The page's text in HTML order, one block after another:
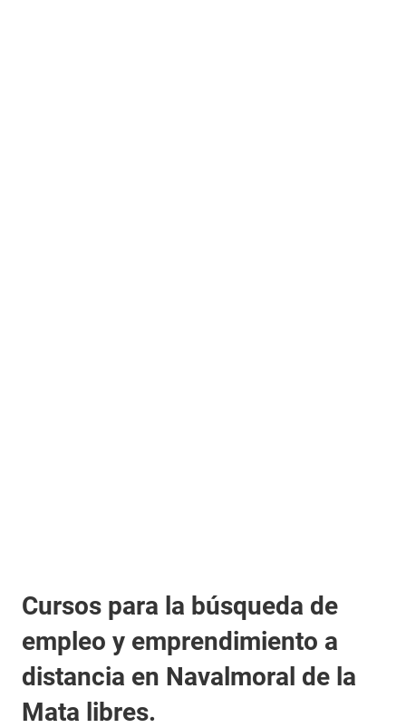
Cursos para la búsqueda de
empleo y emprendimiento a
distancia en Navalmoral de la
Mata libres.